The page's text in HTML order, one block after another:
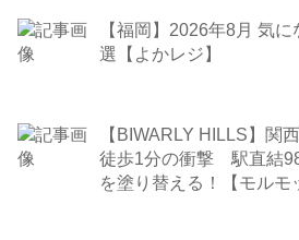
【福岡】2026年8月 気
選【よかレジ】
【BIWARLY HILLS】関
徒歩1分の衝撃 駅直結
を塗り替える！【モルモ